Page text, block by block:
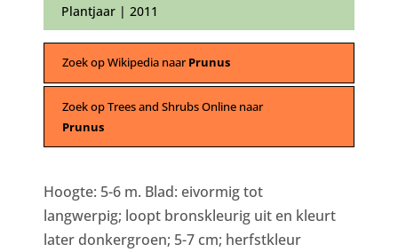
Plantjaar | 2011
Zoek op Wikipedia naarPrunus
Zoek op Trees and Shrubs Online naar
Prunus
Hoogte: 5-6 m. Blad: eivormig tot
langwerpig; loopt bronskleurig uit en kleurt
later donkergroen; 5-7 cm; herfstkleur